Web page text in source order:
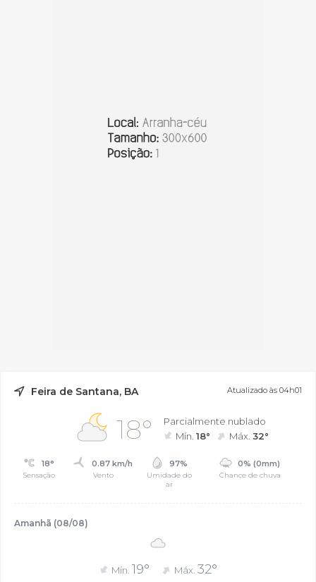
Feira de Santana, BA Atualizado às 04h01
18°
Parcialmente nublado
Mín.18° Máx.32°
18°
Sensação
0.87 km/h
Vento
97%
Umidade do
ar
0% (0mm)
Chance de chuva
Amanhã (08/08)
Mín. 19° Máx. 32°